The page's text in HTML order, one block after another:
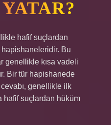
hafif suçlardan
Bu
genellikle kısa vadeli
Bir tür hapishanede
cevabı, genellikle ilk
hafif suçlardan hüküm